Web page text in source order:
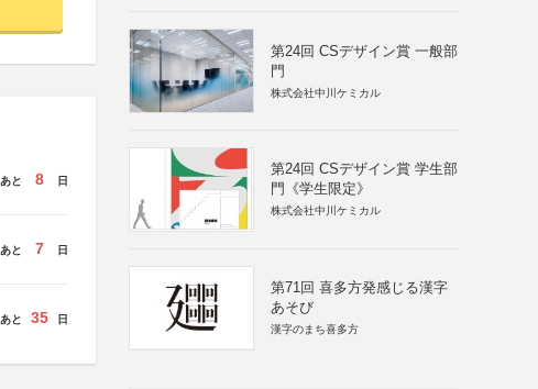
あと 8 日
あと 7 日
あと 35 日
第24回 CSデザイン賞 一般部
門
株式会社中川ケミカル
第24回 CSデザイン賞 学生部
門《学生限定》
株式会社中川ケミカル
第71回 喜多方発感じる漢字
あそび
漢字のまち喜多方